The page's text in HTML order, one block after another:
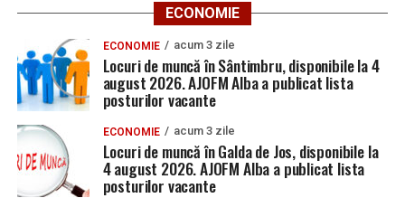
ECONOMIE
ECONOMIE acum 3 zile
Locuri de muncă în Sântimbru, disponibile la 4
august 2026. AJOFM Alba a publicat lista
posturilor vacante
ECONOMIE acum 3 zile
Locuri de muncă în Galda de Jos, disponibile la
4 august 2026. AJOFM Alba a publicat lista
posturilor vacante